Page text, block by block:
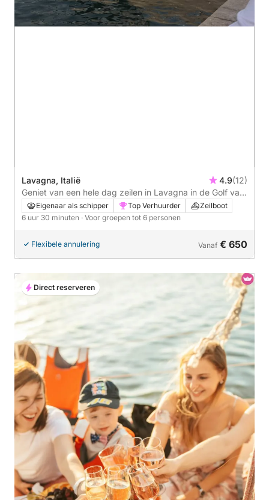
Lavagna, Italië 4.9(12)
Geniet van een hele dag zeilen in Lavagna in de Golf van
Tigulio aan boord van een zeilboot.
Eigenaar als schipper Top Verhuurder
Zeilboot
6 uur 30 minuten · Voor groepen tot 6 personen
Flexibele annulering Vanaf € 650
Direct reserveren